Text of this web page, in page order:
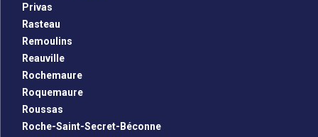
Privas
Rasteau
Remoulins
Reauville
Rochemaure
Roquemaure
Roussas
Roche-Saint-Secret-Béconne